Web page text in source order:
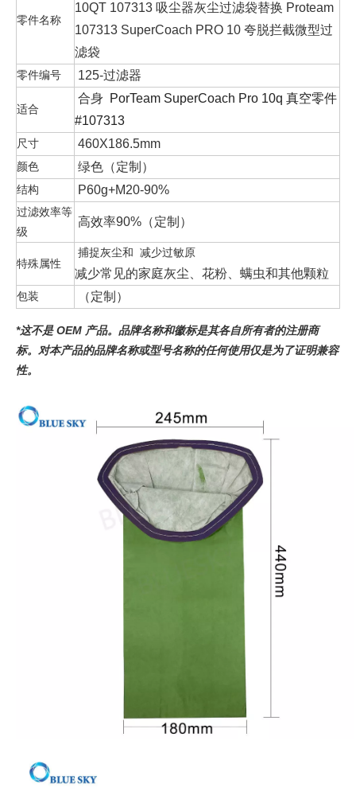
零件名称
10QT 107313 吸尘器灰尘过滤袋替换 Proteam
107313 SuperCoach PRO 10 夸脱拦截微型过
滤袋
零件编号 125-过滤器
适合
合身
PorTeam SuperCoach Pro 10q 真空零件
#107313
尺寸 460X186.5mm
颜色 绿色（定制）
结构 P60g+M20-90%
过滤效率等
级
高效率90%（定制）
特殊属性
捕捉灰尘和 减少过敏原
减少常见的家庭灰尘、花粉、螨虫和其他颗粒
包装 （定制）
*这不是 OEM 产品。品牌名称和徽标是其各自所有者的注册商
标。对本产品的品牌名称或型号名称的任何使用仅是为了证明兼容
性。